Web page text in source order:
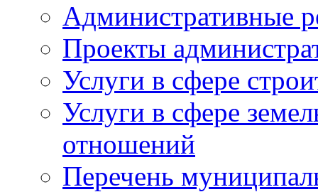
Административные
Проекты
Услуги в сфере
Услуги в сфере
отношений
Перечень